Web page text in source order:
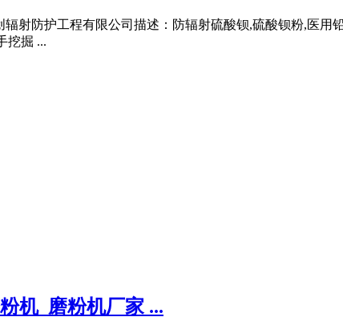
射防护工程有限公司描述：防辐射硫酸钡,硫酸钡粉,医用
挖掘 ...
机_磨粉机厂家 ...